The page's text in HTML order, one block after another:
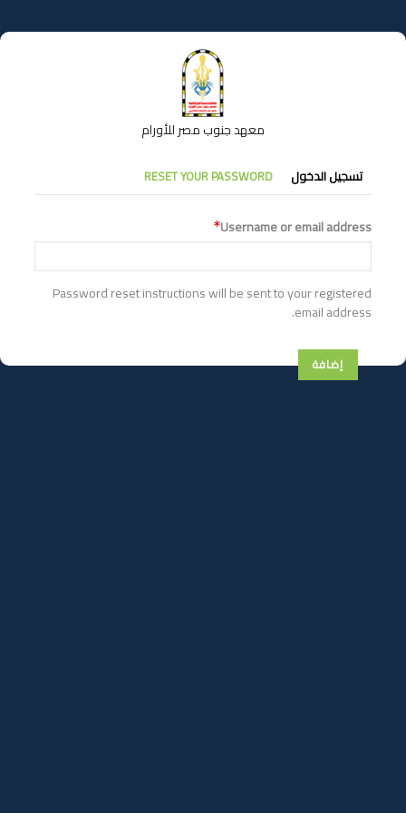
إلى
المحتوى
معهد جنوب مصر للأورام
التبويبات
الأساسية
تسجيل الدخول RESET YOUR PASSWORD
Username or email address
Password reset instructions will be sent to your registered
email address.